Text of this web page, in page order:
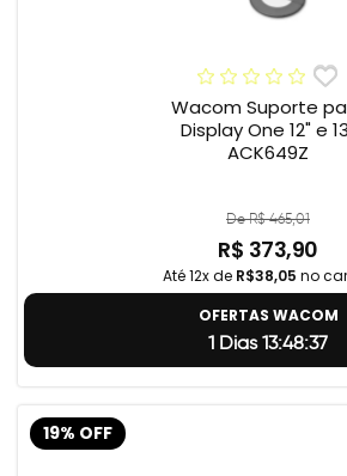
Wacom Suporte
Display One 12" e 13"
ACK649Z
De R$ 465,01
R$ 373,90
Até 12x de R$38,05 no
OFERTAS WACOM
1 Dias 13:48:37
19% OFF